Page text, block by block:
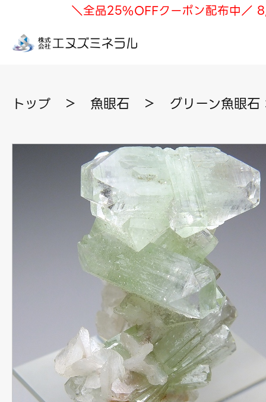
＼全品25%OFFクーポン配布中／
トップ ＞ 魚眼石 ＞ グリーン魚眼